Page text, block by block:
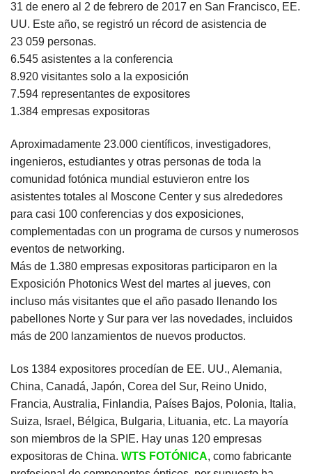
31 de enero al 2 de febrero de 2017 en San Francisco, EE.
UU. Este año, se registró un récord de asistencia de
23 059 personas.
6.545 asistentes a la conferencia
8.920 visitantes solo a la exposición
7.594 representantes de expositores
1.384 empresas expositoras
Aproximadamente 23.000 científicos, investigadores,
ingenieros, estudiantes y otras personas de toda la
comunidad fotónica mundial estuvieron entre los
asistentes totales al Moscone Center y sus alrededores
para casi 100 conferencias y dos exposiciones,
complementadas con un programa de cursos y numerosos
eventos de networking.
Más de 1.380 empresas expositoras participaron en la
Exposición Photonics West del martes al jueves, con
incluso más visitantes que el año pasado llenando los
pabellones Norte y Sur para ver las novedades, incluidos
más de 200 lanzamientos de nuevos productos.
Los 1384 expositores procedían de EE. UU., Alemania,
China, Canadá, Japón, Corea del Sur, Reino Unido,
Francia, Australia, Finlandia, Países Bajos, Polonia, Italia,
Suiza, Israel, Bélgica, Bulgaria, Lituania, etc. La mayoría
son miembros de la SPIE. Hay unas 120 empresas
expositoras de China. WTS FOTÓNICA, como fabricante